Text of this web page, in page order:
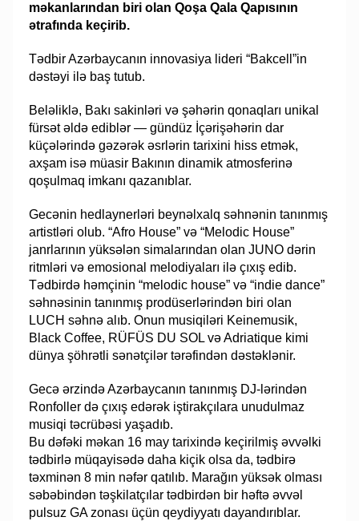
məkanlarından biri olan Qoşa Qala Qapısının
ətrafında keçirib.
Tədbir Azərbaycanın innovasiya lideri “Bakcell”in
dəstəyi ilə baş tutub.
Beləliklə, Bakı sakinləri və şəhərin qonaqları unikal
fürsət əldə ediblər — gündüz İçərişəhərin dar
küçələrində gəzərək əsrlərin tarixini hiss etmək,
axşam isə müasir Bakının dinamik atmosferinə
qoşulmaq imkanı qazanıblar.
Gecənin hedlaynerləri beynəlxalq səhnənin tanınmış
artistləri olub. “Afro House” və “Melodic House”
janrlarının yüksələn simalarından olan JUNO dərin
ritmləri və emosional melodiyaları ilə çıxış edib.
Tədbirdə həmçinin “melodic house” və “indie dance”
səhnəsinin tanınmış prodüserlərindən biri olan
LUCH səhnə alıb. Onun musiqiləri Keinemusik,
Black Coffee, RÜFÜS DU SOL və Adriatique kimi
dünya şöhrətli sənətçilər tərəfindən dəstəklənir.
Gecə ərzində Azərbaycanın tanınmış DJ-lərindən
Ronfoller də çıxış edərək iştirakçılara unudulmaz
musiqi təcrübəsi yaşadıb.
Bu dəfəki məkan 16 may tarixində keçirilmiş əvvəlki
tədbirlə müqayisədə daha kiçik olsa da, tədbirə
təxminən 8 min nəfər qatılıb. Marağın yüksək olması
səbəbindən təşkilatçılar tədbirdən bir həftə əvvəl
pulsuz GA zonası üçün qeydiyyatı dayandırıblar.